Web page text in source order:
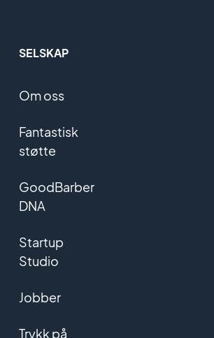
SELSKAP
Om oss
Fantastisk
støtte
GoodBarber
DNA
Startup
Studio
Jobber
Trykk på